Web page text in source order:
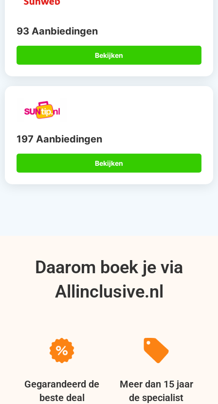
93 Aanbiedingen
Bekijken
197 Aanbiedingen
Bekijken
Daarom boek je via
Allinclusive.nl
Gegarandeerd de
beste deal
Meer dan 15 jaar
de specialist